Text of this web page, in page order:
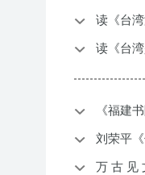
读《台
读《台
《福建
刘荣平
万 古 见